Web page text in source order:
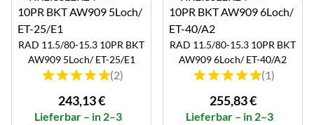
RAD 11.5/80-15.3 10PR BKT
AW909 5Loch/ ET-25/E1
Bewertung: 5 von 5 (2 Bewertungen)
(2)
243,13€
Lieferbar – in 2–3
RAD 11.5/80-15.3 10PR BKT
AW909 6Loch/ ET-40/A2
Bewertung: 5 von 5 (1
(1)
255,83€
Lieferbar – in 2–3